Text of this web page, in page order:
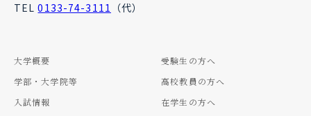
TEL0133-74-3111 （代）
大学概要
学部・大学院等
入試情報
受験生の方へ
高校教員の方へ
在学生の方へ